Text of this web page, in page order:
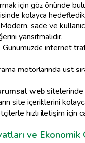
için göz önünde
kolayca
Modern, sade ve
yansıtmalıdır.
Günümüzde internet
motorlarında üst
websitelerinde
site içeriklerini
hızlı iletişim için
ve Ekonomik